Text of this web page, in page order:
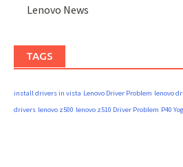
Lenovo News
TAGS
install drivers in vista Lenovo Driver Problem lenovo
drivers lenovo z500 lenovo z510 Driver Problem P40